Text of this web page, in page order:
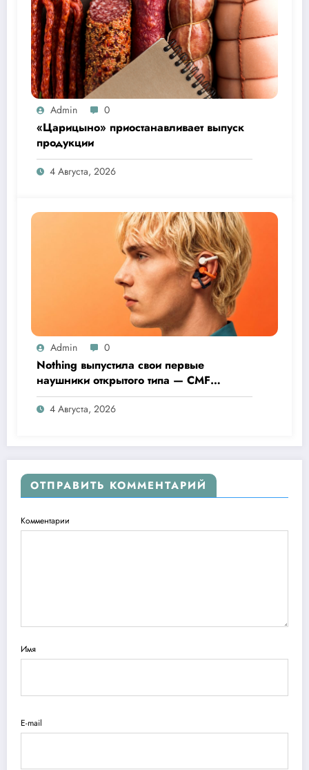
Admin 0
«Царицыно» приостанавливает выпуск
продукции
4 Августа, 2026
Admin 0
Nothing выпустила свои первые
наушники открытого типа — CMF
Clip Pro
4 Августа, 2026
ОТПРАВИТЬ КОММЕНТАРИЙ
Комментарии
Имя
E-mail